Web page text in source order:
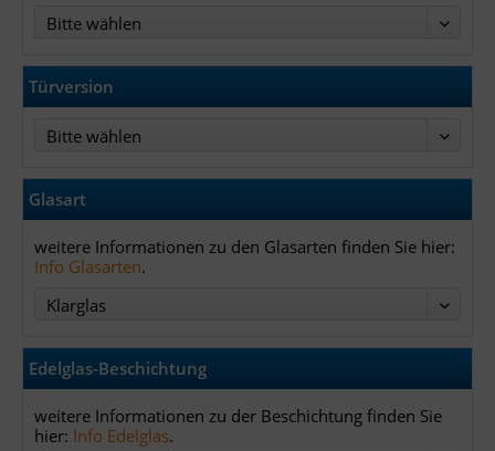
Türversion
Glasart
weitere Informationen zu den Glasarten finden Sie hier:
Info Glasarten.
Edelglas-Beschichtung
weitere Informationen zu der Beschichtung finden Sie
hier: Info Edelglas.